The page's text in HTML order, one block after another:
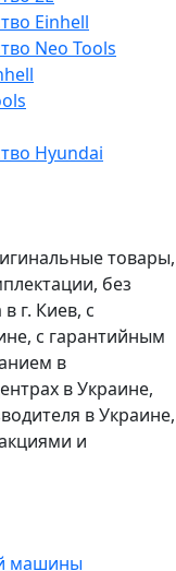
Einhell
Neo Tools
Hyundai
товары,
без
г. Киев, с
с гарантийным
в
в Украине,
в Украине,
и
машины